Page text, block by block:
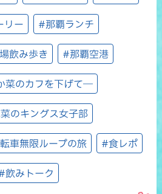
リー #那覇ランチ
飲み歩き #那覇空港
菜のカフを下げて―
のキングス女子部
車無限ループの旅 #食レポ
飲みトーク